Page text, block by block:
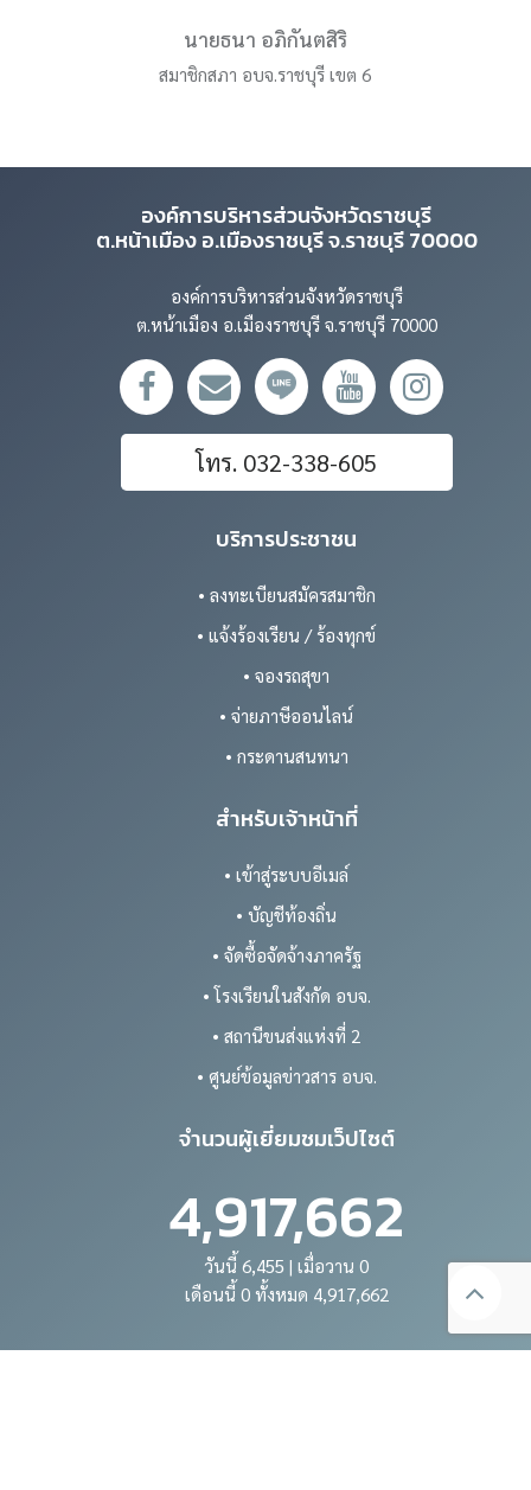
นายธนา อภิกันตสิริ
สมาชิกสภา อบจ.ราชบุรี เขต 6
องค์การบริหารส่วนจังหวัดราชบุรี
ต.หน้าเมือง อ.เมืองราชบุรี จ.ราชบุรี 70000
องค์การบริหารส่วนจังหวัดราชบุรี
ต.หน้าเมือง อ.เมืองราชบุรี จ.ราชบุรี 70000
โทร. 032-338-605
บริการประชาชน
• ลงทะเบียนสมัครสมาชิก
• แจ้งร้องเรียน / ร้องทุกข์
• จองรถสุขา
• จ่ายภาษีออนไลน์
• กระดานสนทนา
สำหรับเจ้าหน้าที่
• เข้าสู่ระบบอีเมล์
• บัญชีท้องถิ่น
• จัดซื้อจัดจ้างภาครัฐ
• โรงเรียนในสังกัด อบจ.
• สถานีขนส่งแห่งที่ 2
• ศูนย์ข้อมูลข่าวสาร อบจ.
จำนวนผู้เยี่ยมชมเว็ปไซต์
4,917,662
วันนี้ 6,455 | เมื่อวาน 0
เดือนนี้ 0 ทั้งหมด 4,917,662